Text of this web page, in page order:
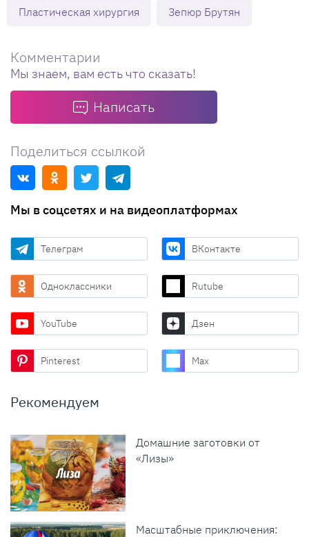
Пластическая хирургия Зепюр Брутян
Комментарии
Мы знаем, вам есть что сказать!
Написать
Поделиться ссылкой
Мы в соцсетях и на видеоплатформах
Телеграм ВКонтакте
Одноклассники Rutube
YouTube Дзен
Pinterest Max
Рекомендуем
Домашние заготовки от
«Лизы»
Масштабные приключения: